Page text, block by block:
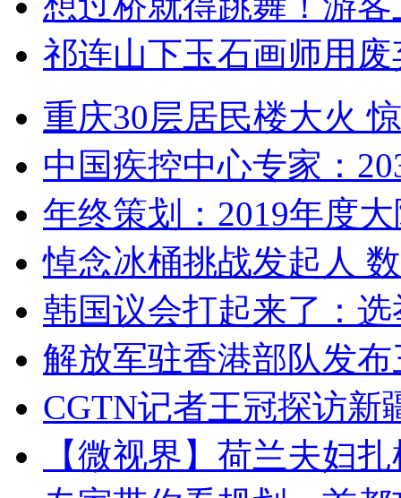
祁连山下玉石画师用
重庆30层居民楼大火
中国疾控中心专家：
年终策划：2019年度
悼念冰桶挑战发起人
韩国议会打起来了：
解放军驻香港部队发
CGTN记者王冠探访新
【微视界】荷兰夫妇